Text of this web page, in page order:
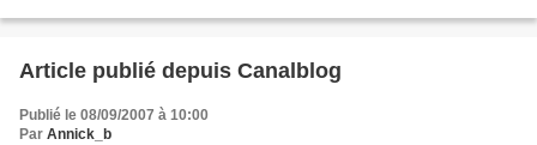
Article publié depuis Canalblog
Publié le 08/09/2007 à 10:00
Par Annick_b